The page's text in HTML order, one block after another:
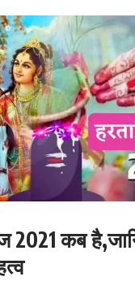
2021 कब